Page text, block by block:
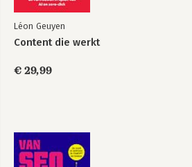
Léon Geuyen
Content die werkt
€ 29,99